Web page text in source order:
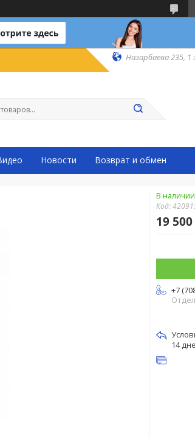
Назарбаева 235,
Новости Возврат и обмен
В наличии
Код:
19
+7
14